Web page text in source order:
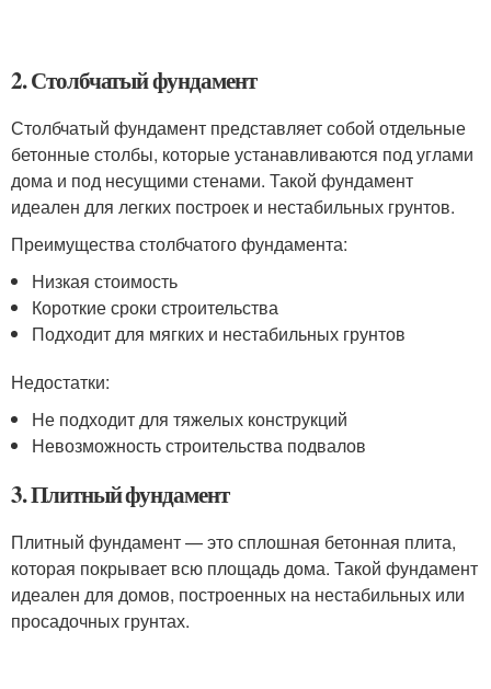
2. Столбчатый фундамент
Столбчатый фундамент представляет собой отдельные
бетонные столбы, которые устанавливаются под углами
дома и под несущими стенами. Такой фундамент
идеален для легких построек и нестабильных грунтов.
Преимущества столбчатого фундамента:
Низкая стоимость
Короткие сроки строительства
Подходит для мягких и нестабильных грунтов
Недостатки:
Не подходит для тяжелых конструкций
Невозможность строительства подвалов
3. Плитный фундамент
Плитный фундамент — это сплошная бетонная плита,
которая покрывает всю площадь дома. Такой фундамент
идеален для домов, построенных на нестабильных или
просадочных грунтах.